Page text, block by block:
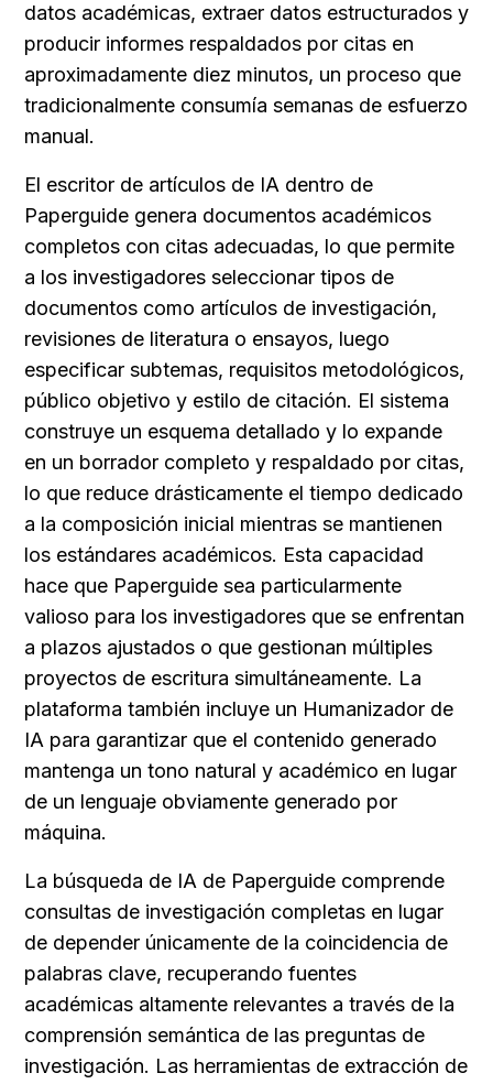
datos académicas, extraer datos estructurados y
producir informes respaldados por citas en
aproximadamente diez minutos, un proceso que
tradicionalmente consumía semanas de esfuerzo
manual.
El escritor de artículos de IA dentro de
Paperguide genera documentos académicos
completos con citas adecuadas, lo que permite
a los investigadores seleccionar tipos de
documentos como artículos de investigación,
revisiones de literatura o ensayos, luego
especificar subtemas, requisitos metodológicos,
público objetivo y estilo de citación. El sistema
construye un esquema detallado y lo expande
en un borrador completo y respaldado por citas,
lo que reduce drásticamente el tiempo dedicado
a la composición inicial mientras se mantienen
los estándares académicos. Esta capacidad
hace que Paperguide sea particularmente
valioso para los investigadores que se enfrentan
a plazos ajustados o que gestionan múltiples
proyectos de escritura simultáneamente. La
plataforma también incluye un Humanizador de
IA para garantizar que el contenido generado
mantenga un tono natural y académico en lugar
de un lenguaje obviamente generado por
máquina.
La búsqueda de IA de Paperguide comprende
consultas de investigación completas en lugar
de depender únicamente de la coincidencia de
palabras clave, recuperando fuentes
académicas altamente relevantes a través de la
comprensión semántica de las preguntas de
investigación. Las herramientas de extracción de